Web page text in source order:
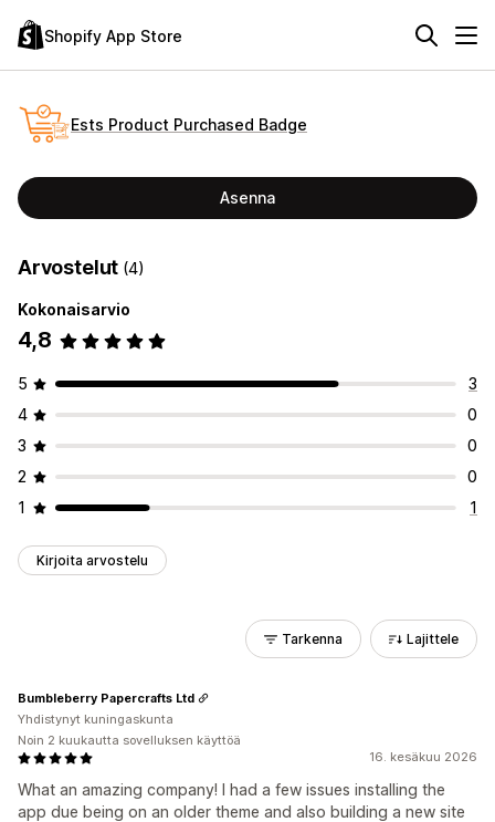
Shopify App Store
Ests Product Purchased Badge
Asenna
Arvostelut (4)
Kokonaisarvio
4,8
5
3
4
0
3
0
2
0
1
1
Kirjoita arvostelu
Tarkenna Lajittele
16. kesäkuu 2026
What an amazing company! I had a few issues installing the
app due being on an older theme and also building a new site
Bumbleberry Papercrafts Ltd
Yhdistynyt kuningaskunta
Noin 2 kuukautta sovelluksen käyttöä